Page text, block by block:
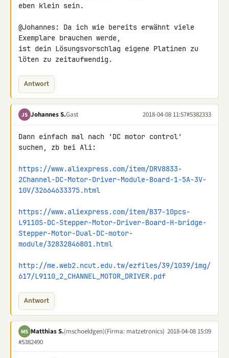
eben klein sein.
@Johannes: Da ich wie bereits erwähnt viele
Exemplare brauchen werde,
ist dein Lösungsvorschlag eigene Platinen zu
löten zu zeitaufwendig.
Antwort
JS Johannes S.Gast 2018-04-08 11:57#5382333
Dann einfach mal nach 'DC motor control'
suchen, zb bei Ali:
https://www.aliexpress.com/item/DRV8833-
2Channel-DC-Motor-Driver-Module-Board-1-5A-3V-
10V/32664633375.html
https://www.aliexpress.com/item/B37-10pcs-
L9110S-DC-Stepper-Motor-Driver-Board-H-bridge-
Stepper-Motor-Dual-DC-motor-
module/32832846801.html
http://me.web2.ncut.edu.tw/ezfiles/39/1039/img/
617/L9110_2_CHANNEL_MOTOR_DRIVER.pdf
Antwort
MS Matthias S.(mschoeldgen)(Firma: matzetronics) 2018-04-08 15:09
#5382490